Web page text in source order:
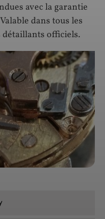
avec la garantie
dans tous les
détaillants officiels.